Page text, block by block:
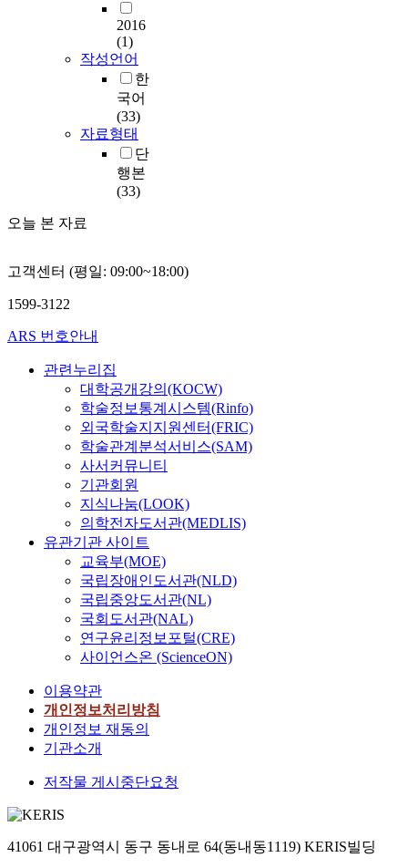
2016
(1)
작성언어
한
국어
(33)
자료형태
단
행본
(33)
오늘 본 자료
고객센터 (평일: 09:00~18:00)
1599-3122
ARS 번호안내
관련누리집
대학공개강의(KOCW)
학술정보통계시스템(Rinfo)
외국학술지지원센터(FRIC)
학술관계분석서비스(SAM)
사서커뮤니티
기관회원
지식나눔(LOOK)
의학전자도서관(MEDLIS)
유관기관 사이트
교육부(MOE)
국립장애인도서관(NLD)
국립중앙도서관(NL)
국회도서관(NAL)
연구윤리정보포털(CRE)
사이언스온 (ScienceON)
이용약관
개인정보처리방침
개인정보 재동의
기관소개
저작물 게시중단요청
41061 대구광역시 동구 동내로 64(동내동1119) KERIS빌딩